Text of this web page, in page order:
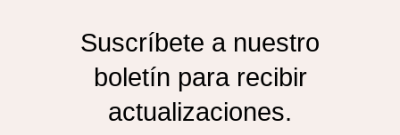
Suscríbete a nuestro
boletín para recibir
actualizaciones.